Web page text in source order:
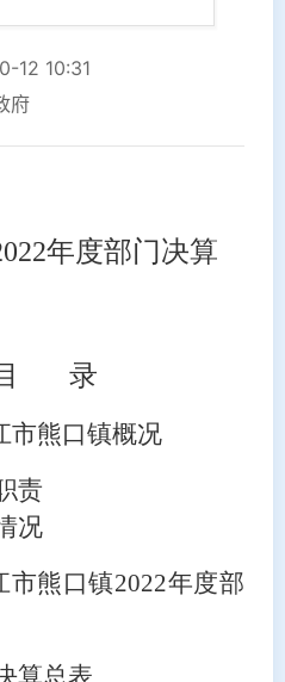
12 10:31
府
年度部门决算
录
市熊口镇概况
责
况
市熊口镇2022年度部
算总表